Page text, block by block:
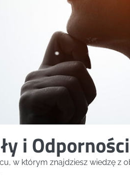
i
w którym znajdziesz wiedzę